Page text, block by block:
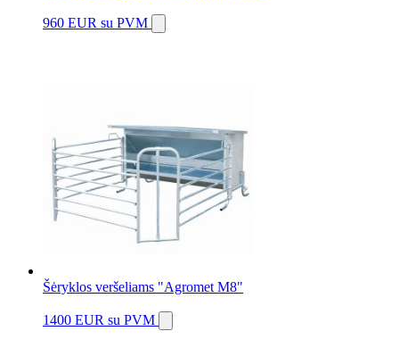
960 EUR su PVM
Šėryklos veršeliams "Agromet M8"
1400 EUR su PVM